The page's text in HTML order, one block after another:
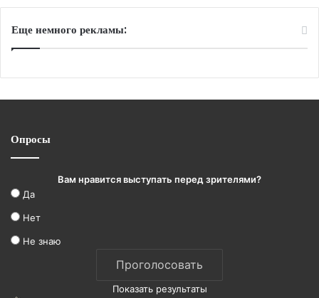
Еще немного рекламы:
Опросы
Вам нравится выступать перед зрителями?
Да
Нет
Не знаю
Показать результаты